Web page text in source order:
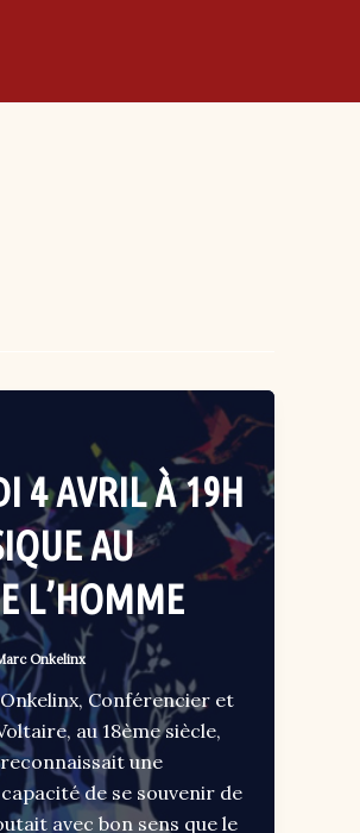
4 AVRIL À 19H
AU
L’HOMME
Onkelinx
Conférencier et
au 18ème siècle,
une
de se souvenir de
avec bon sens que le